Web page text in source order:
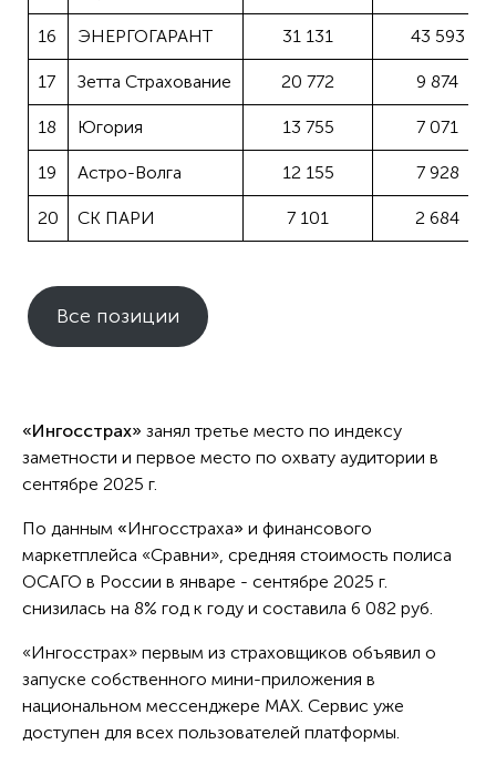
16 ЭНЕРГОГАРАНТ 31 131 43 593
17 Зетта Страхование 20 772 9 874
18 Югория 13 755 7 071
19 Астро-Волга 12 155 7 928
20 СК ПАРИ 7 101 2 684
Все позиции
«Ингосстрах» занял третье место по индексу
заметности и первое место по охвату аудитории в
сентябре 2025 г.
По данным «Ингосстраха» и финансового
маркетплейса «Сравни», средняя стоимость полиса
ОСАГО в России в январе - сентябре 2025 г.
снизилась на 8% год к году и составила 6 082 руб.
«Ингосстрах» первым из страховщиков объявил о
запуске собственного мини-приложения в
национальном мессенджере MAX. Сервис уже
доступен для всех пользователей платформы.